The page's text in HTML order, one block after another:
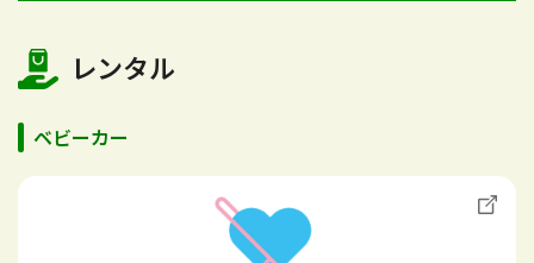
レンタル
ベビーカー